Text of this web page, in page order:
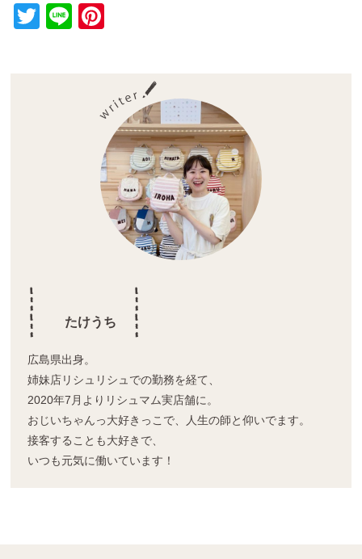
T
Li
e
st
たけうち
広島県出身。
姉妹店リシュリシュでの勤務を経て、
2020年7月よりリシュマム実店舗に。
おじいちゃんっ大好きっこで、人生の師と仰いでます。
接客することも大好きで、
いつも元気に働いています！